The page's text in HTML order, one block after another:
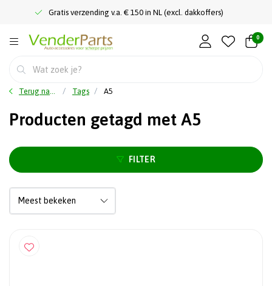
Gratis verzending v.a. € 150 in NL (excl. dakkoffers)
0
Terug naar home Tags A5
Producten getagd met A5
FILTER